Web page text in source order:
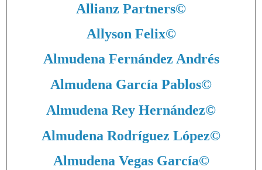
Allianz Partners©
Allyson Felix©
Almudena Fernández Andrés
Almudena García Pablos©
Almudena Rey Hernández©
Almudena Rodríguez López©
Almudena Vegas García©